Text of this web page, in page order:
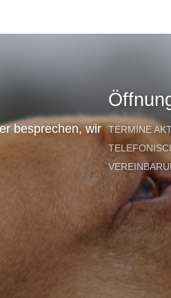
besprechen, wir
TERMINE